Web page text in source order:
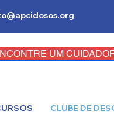
UM
CLUBE DE